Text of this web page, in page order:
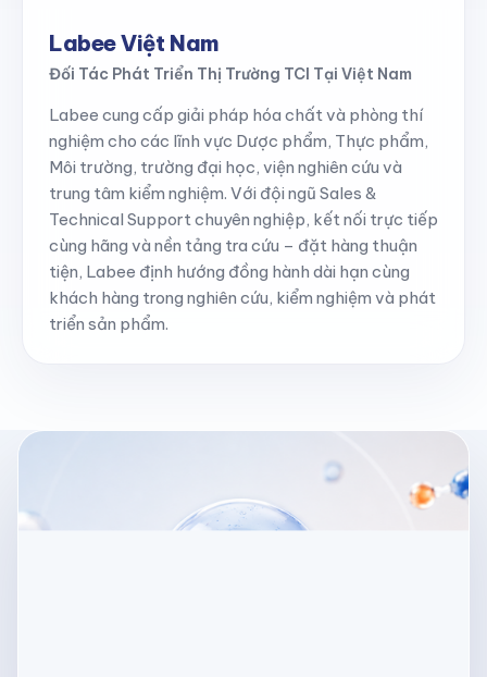
Labee Việt Nam
Đối Tác Phát Triển Thị Trường TCI Tại Việt Nam
Labee cung cấp giải pháp hóa chất và phòng thí
nghiệm cho các lĩnh vực Dược phẩm, Thực phẩm,
Môi trường, trường đại học, viện nghiên cứu và
trung tâm kiểm nghiệm. Với đội ngũ Sales &
Technical Support chuyên nghiệp, kết nối trực tiếp
cùng hãng và nền tảng tra cứu – đặt hàng thuận
tiện, Labee định hướng đồng hành dài hạn cùng
khách hàng trong nghiên cứu, kiểm nghiệm và phát
triển sản phẩm.